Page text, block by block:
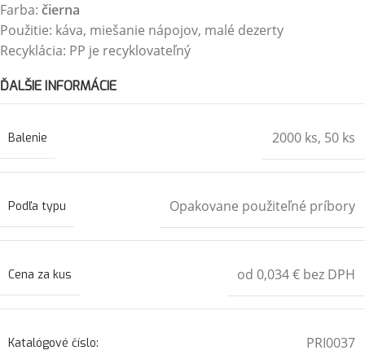
Farba: čierna
Použitie: káva, miešanie nápojov, malé dezerty
Recyklácia: PP je recyklovateľný
ĎALŠIE INFORMÁCIE
Balenie 2000 ks, 50 ks
Podľa typu Opakovane použiteľné príbory
Cena za kus od 0,034 € bez DPH
Katalógové číslo: PRI0037